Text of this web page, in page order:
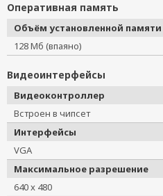
Оперативная память
Объём установленной памяти
128 Мб (впаяно)
Видеоинтерфейсы
Видеоконтроллер
Встроен в чипсет
Интерфейсы
VGA
Максимальное разрешение
640 x 480